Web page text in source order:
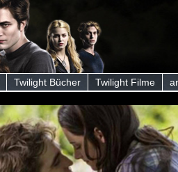
Twilight Bücher Twilight Filme